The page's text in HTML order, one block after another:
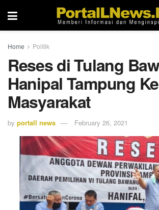
Home Politik
Reses di Tulang
Hanipal Tampung
Masyarakat
by portall news February 26, 2021